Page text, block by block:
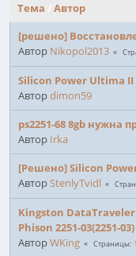
Тема
Автор
[решено]
Автор Nikopol2013
Silicon Power Ultima II
Авторdimon59
ps2251-68 8gb нужна
Автор Irka
[Решено] Silicon Power
АвторStenlyTvidl
Kingston
Phison 2251-03(2251-03)
АвторWKing Страницы 1